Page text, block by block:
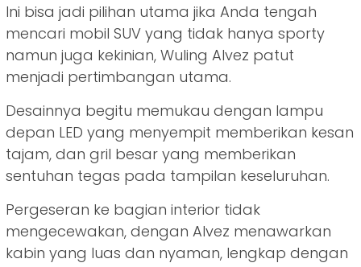
Ini bisa jadi pilihan utama jika Anda tengah
mencari mobil SUV yang tidak hanya sporty
namun juga kekinian, Wuling Alvez patut
menjadi pertimbangan utama.
Desainnya begitu memukau dengan lampu
depan LED yang menyempit memberikan kesan
tajam, dan gril besar yang memberikan
sentuhan tegas pada tampilan keseluruhan.
Pergeseran ke bagian interior tidak
mengecewakan, dengan Alvez menawarkan
kabin yang luas dan nyaman, lengkap dengan